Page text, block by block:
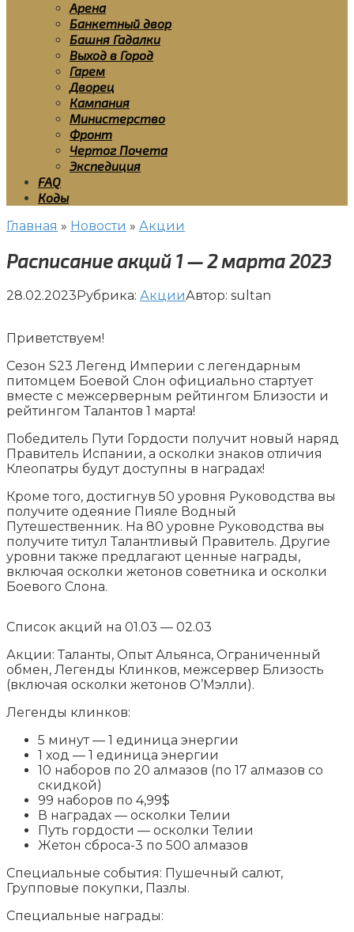
Арена
Банкетный двор
Башня Гадалки
Выход в Город
Гарем
Дворец
Кампания
Министерство
Фронт
Чертог Почета
Экспедиция
FAQ
Коды
Главная » Новости » Акции
Расписание акций 1 — 2 марта 2023
28.02.2023Рубрика: АкцииАвтор: sultan
Приветствуем!
Сезон S23 Легенд Империи с легендарным
питомцем Боевой Слон официально стартует
вместе с межсерверным рейтингом Близости и
рейтингом Талантов 1 марта!
Победитель Пути Гордости получит новый наряд
Правитель Испании, а осколки знаков отличия
Клеопатры будут доступны в наградах!
Кроме того, достигнув 50 уровня Руководства вы
получите одеяние Пияле Водный
Путешественник. На 80 уровне Руководства вы
получите титул Талантливый Правитель. Другие
уровни также предлагают ценные награды,
включая осколки жетонов советника и осколки
Боевого Слона.
Список акций на 01.03 — 02.03
Акции: Таланты, Опыт Альянса, Ограниченный
обмен, Легенды Клинков, межсервер Близость
(включая осколки жетонов О’Мэлли).
Легенды клинков:
5 минут — 1 единица энергии
1 ход — 1 единица энергии
10 наборов по 20 алмазов (по 17 алмазов со
скидкой)
99 наборов по 4,99$
В наградах — осколки Телии
Путь гордости — осколки Телии
Жетон сброса-3 по 500 алмазов
Специальные события: Пушечный салют,
Групповые покупки, Пазлы.
Специальные награды: